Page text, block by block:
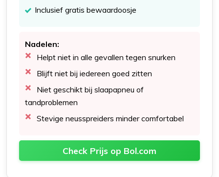
Inclusief gratis bewaardoosje
Nadelen:
Helpt niet in alle gevallen tegen snurken
Blijft niet bij iedereen goed zitten
Niet geschikt bij slaapapneu of
tandproblemen
Stevige neusspreiders minder comfortabel
Check Prijs op Bol.com